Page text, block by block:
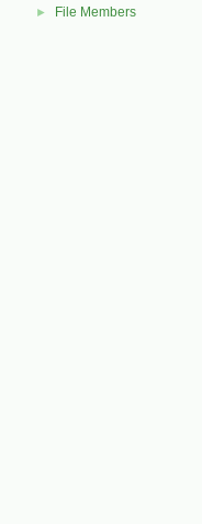
► File Members